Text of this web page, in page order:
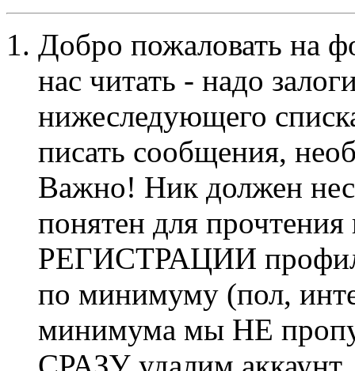
Добро пожаловать на
нас читать - надо
нижеследующего
писать сообщения,
Важно! Ник должен
понятен для
РЕГИСТРАЦИИ профиль
по минимуму (пол,
минимума мы НЕ